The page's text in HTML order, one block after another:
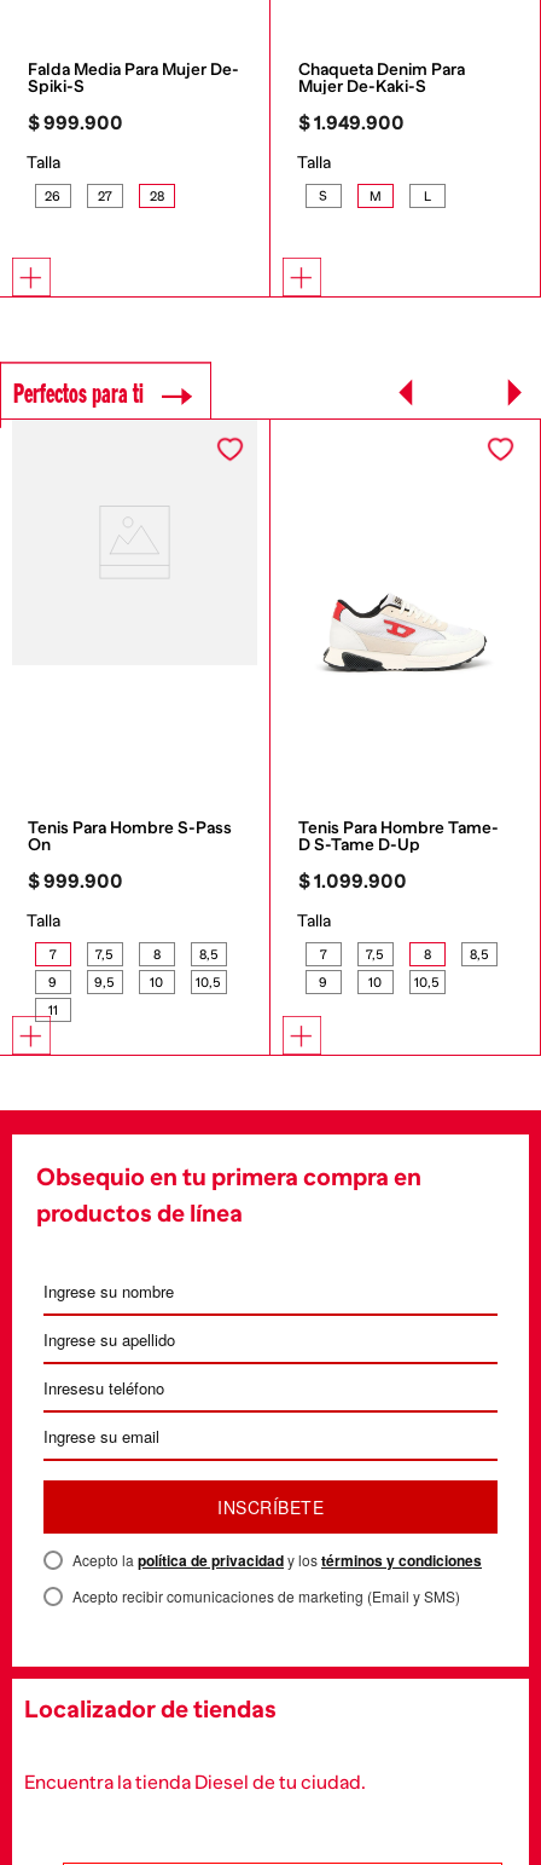
Falda Media Para Mujer De-
Spiki-S
$999.900
Talla
26 27 28
Chaqueta Denim Para
Mujer De-Kaki-S
$1.949.900
Talla
S M L
Perfectos para ti
Tenis Para Hombre S-Pass
On
$999.900
Talla
7 7,5 8
8,5
9
9,5 10
10,5
11
Tenis Para Hombre Tame-
D S-Tame D-Up
$1.099.900
Talla
7 7,5 8
8,5
9
10 10,5
Obsequio en tu primera compra en
productos de línea
INSCRÍBETE
Acepto la política de privacidady lostérminos y condiciones
Acepto recibir comunicaciones de marketing (Email y SMS)
Localizador de tiendas
Encuentra la tienda Diesel de tu ciudad.